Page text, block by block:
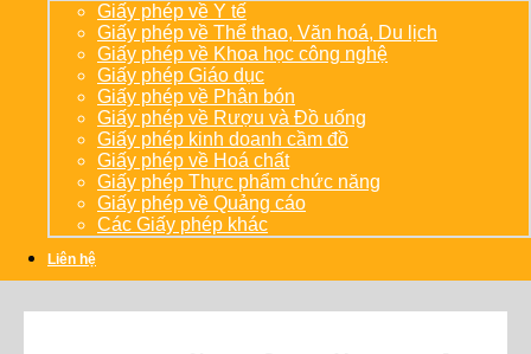
Giấy phép về Y tế
Giấy phép về Thể thao, Văn hoá, Du lịch
Giấy phép về Khoa học công nghệ
Giấy phép Giáo dục
Giấy phép về Phân bón
Giấy phép về Rượu và Đồ uống
Giấy phép kinh doanh cầm đồ
Giấy phép về Hoá chất
Giấy phép Thực phẩm chức năng
Giấy phép về Quảng cáo
Các Giấy phép khác
Liên hệ